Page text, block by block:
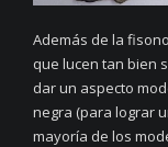
Además de la
que lucen tan bien
dar un aspecto
negra (para lograr
mayoría de los